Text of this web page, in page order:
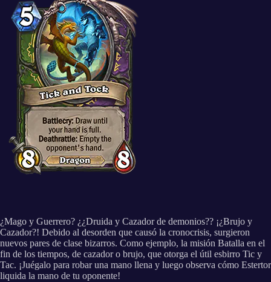
¿Mago y Guerrero? ¿¿Druida y Cazador de demonios?? ¡¿Brujo y
Cazador?! Debido al desorden que causó la cronocrisis, surgieron
nuevos pares de clase bizarros. Como ejemplo, la misión Batalla en el
fin de los tiempos, de cazador o brujo, que otorga el útil esbirro Tic y
Tac. ¡Juégalo para robar una mano llena y luego observa cómo Estertor
liquida la mano de tu oponente!